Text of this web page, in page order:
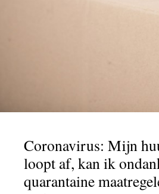
Coronavirus: Mijn
loopt af, kan ik
quarantaine